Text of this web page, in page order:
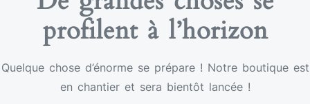
profilent à l’horizon
Quelque chose d’énorme se prépare ! Notre boutique est
en chantier et sera bientôt lancée !